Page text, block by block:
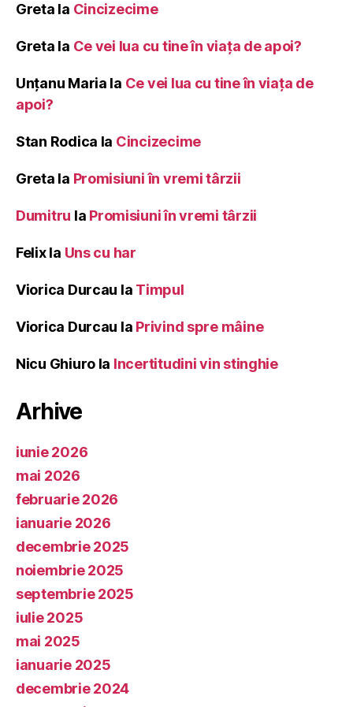
Greta la Cincizecime
Greta la Ce vei lua cu tine în viața de apoi?
Unțanu Maria la Ce vei lua cu tine în viața de
apoi?
Stan Rodica la Cincizecime
Greta la Promisiuni în vremi târzii
Dumitru la Promisiuni în vremi târzii
Felixla Uns cu har
Viorica Durcau la Timpul
Viorica Durcau la Privind spre mâine
Nicu Ghiuro la Incertitudini vin stinghie
Arhive
iunie 2026
mai 2026
februarie 2026
ianuarie 2026
decembrie 2025
noiembrie 2025
septembrie 2025
iulie 2025
mai 2025
ianuarie 2025
decembrie 2024